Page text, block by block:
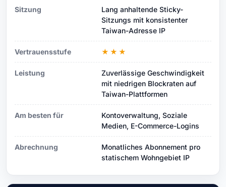
Sitzung
Lang anhaltende Sticky-
Sitzungs mit konsistenter
Taiwan-Adresse IP
Vertrauensstufe ★★★
Leistung
Zuverlässige Geschwindigkeit
mit niedrigen Blockraten auf
Taiwan-Plattformen
Am besten für
Kontoverwaltung, Soziale
Medien, E-Commerce-Logins
Abrechnung
Monatliches Abonnement pro
statischem Wohngebiet IP